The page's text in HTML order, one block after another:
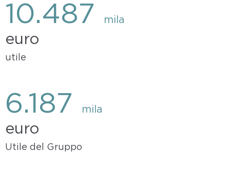
10.487 mila
euro
utile
6.187 mila
euro
Utile del Gruppo